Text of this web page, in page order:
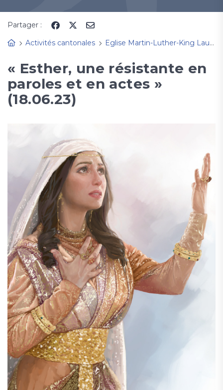
Partager :
Activités cantonales
Eglise Martin-Luther-King Lausanne
« Esther, une résistante en
paroles et en actes »
(18.06.23)